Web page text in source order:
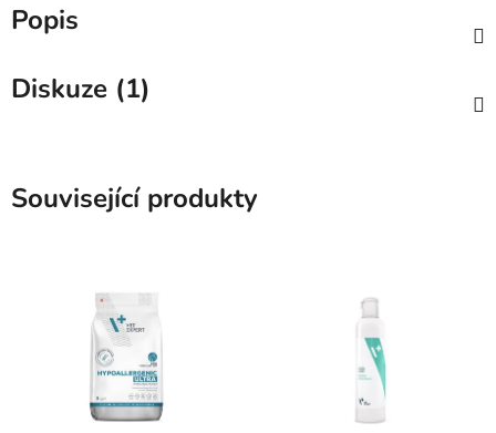
Popis
Diskuze (1)
Související produkty